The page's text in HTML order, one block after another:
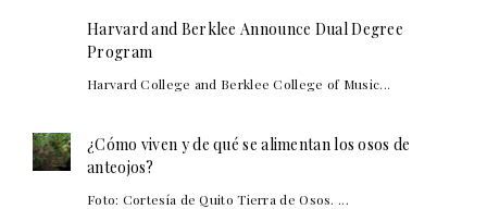
Harvard and Berklee Announce Dual Degree
Program
Harvard College and Berklee College of Music...
¿Cómo viven y de qué se alimentan los osos de
anteojos?
Foto: Cortesía de Quito Tierra de Osos. ...